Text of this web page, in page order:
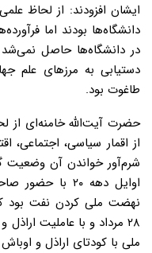
ایشان افزودند: از لحاظ
دانشگاه‌ها بودند اما
در دانشگاه‌ها حاصل
دستیابی به مرزهای علم
طاغوت بود.
حضرت آیت‌الله خامنه‌ای از
از اقمار سیاسی، اجتماعی،
شرم‌آور خواندن آن وضعیت
اوایل دهه ۲۰
نهضت ملی کردن نفت بود
۲۸ مرداد و با عاملیت
ملی با کودتای اراذل و